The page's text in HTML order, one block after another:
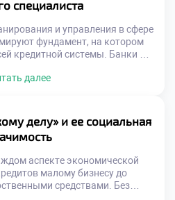
специалиста
и управления в сфере
фундамент, на котором
кредитной системы. Банки —
влияющие на экономику
насколько эффективно
инфраструктура страны.
программы […]
далее
делу» и ее социальная
аспекте экономической
малому бизнесу до
средствами. Без